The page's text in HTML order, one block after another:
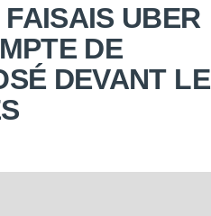
UBER
DE
DEVANT LE